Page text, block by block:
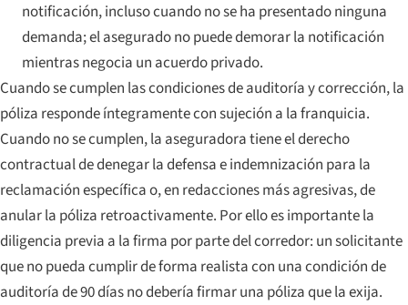
notificación, incluso cuando no se ha presentado ninguna
demanda; el asegurado no puede demorar la notificación
mientras negocia un acuerdo privado.
Cuando se cumplen las condiciones de auditoría y corrección, la
póliza responde íntegramente con sujeción a la franquicia.
Cuando no se cumplen, la aseguradora tiene el derecho
contractual de denegar la defensa e indemnización para la
reclamación específica o, en redacciones más agresivas, de
anular la póliza retroactivamente. Por ello es importante la
diligencia previa a la firma por parte del corredor: un solicitante
que no pueda cumplir de forma realista con una condición de
auditoría de 90 días no debería firmar una póliza que la exija.